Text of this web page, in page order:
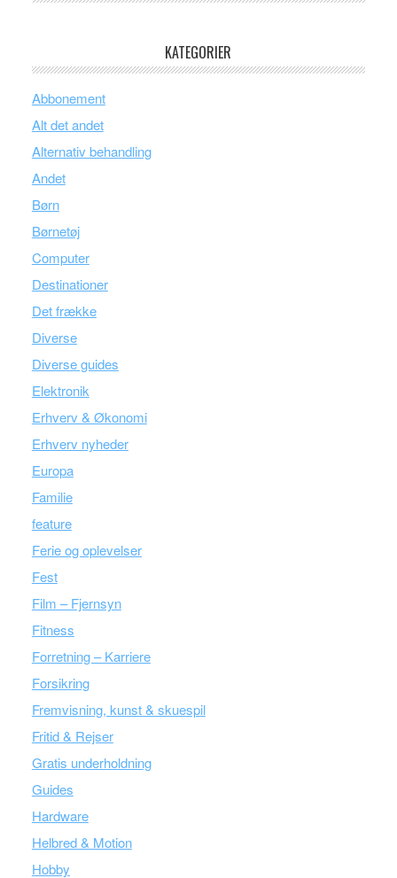
KATEGORIER
Abbonement
Alt det andet
Alternativ behandling
Andet
Børn
Børnetøj
Computer
Destinationer
Det frække
Diverse
Diverse guides
Elektronik
Erhverv & Økonomi
Erhverv nyheder
Europa
Familie
feature
Ferie og oplevelser
Fest
Film – Fjernsyn
Fitness
Forretning – Karriere
Forsikring
Fremvisning, kunst & skuespil
Fritid & Rejser
Gratis underholdning
Guides
Hardware
Helbred & Motion
Hobby